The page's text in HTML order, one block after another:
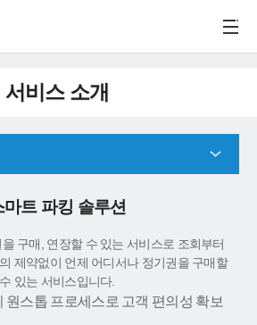
서비스 소개
마트 파킹 솔루션
구매, 연장할 수 있는 서비스로 조회부터
제약없이 언제 어디서나 정기권을 구매할
수 있는 서비스입니다.
원스톱 프로세스로 고객 편의성 확보